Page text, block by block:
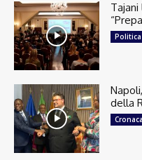
Tajani
Politica
della
Cronaca